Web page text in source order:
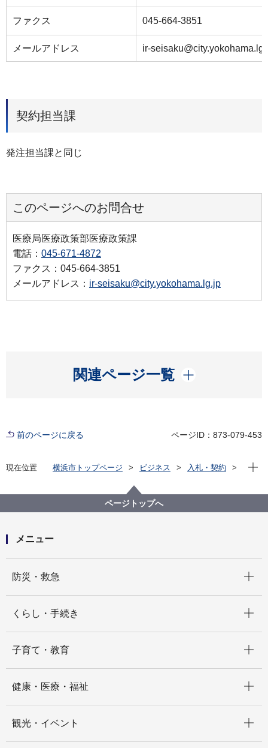
ファクス 045-664-3851
メールアドレス ir-
契約担当課
発注担当課と同じ
このページへのお問合せ
医療局医療政策部医療政策課
電話： 045-671-4872
ファクス：045-664-3851
メールアドレス： ir-seisaku@city.yokohama.lg.jp
関連ページ一覧
開く
前のページに戻る ページID：873-079-453
現在位置 横浜市トップページ ビジネス
入札・契約
【契約結果公表】【公募型プロポーザル】アレルギー
疾患に係る医療機関及び患者調査業務委託
現在
ページトップへ
メニュー
防災・救急
くらし・手続き
子育て・教育
健康・医療・福祉
観光・イベント